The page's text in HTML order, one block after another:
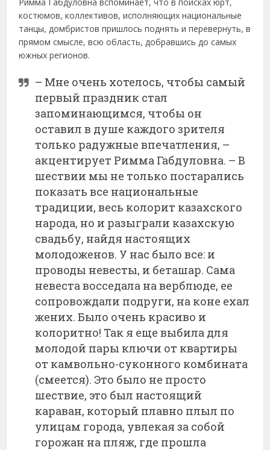
костюмов, коллективов, исполняющих национальные
танцы, домбристов пришлось поднять и перевернуть, в
прямом смысле, всю область, добравшись до самых
южных регионов.
– Мне очень хотелось, чтобы самый
первый праздник стал
запоминающимся, чтобы он
оставил в душе каждого зрителя
только радужные впечатления, –
акцентирует Римма Габдуловна. – В
шествии мы не только постарались
показать все национальные
традиции, весь колорит казахского
народа, но и разыграли казахскую
свадьбу, найдя настоящих
молодоженов. У нас было все: и
проводы невесты, и беташар. Сама
невеста восседала на верблюде, ее
сопровождали подруги, на коне ехал
жених. Было очень красиво и
колоритно! Так я еще выбила для
молодой пары ключи от квартиры
от камвольно-суконного комбината
(смеется). Это было не просто
шествие, это был настоящий
караван, который плавно плыл по
улицам города, увлекая за собой
горожан на пляж, где прошла